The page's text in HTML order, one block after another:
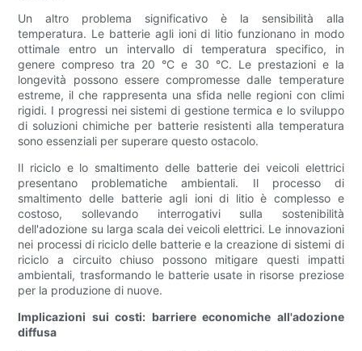
Un altro problema significativo è la sensibilità alla
temperatura. Le batterie agli ioni di litio funzionano in modo
ottimale entro un intervallo di temperatura specifico, in
genere compreso tra 20 °C e 30 °C. Le prestazioni e la
longevità possono essere compromesse dalle temperature
estreme, il che rappresenta una sfida nelle regioni con climi
rigidi. I progressi nei sistemi di gestione termica e lo sviluppo
di soluzioni chimiche per batterie resistenti alla temperatura
sono essenziali per superare questo ostacolo.
Il riciclo e lo smaltimento delle batterie dei veicoli elettrici
presentano problematiche ambientali. Il processo di
smaltimento delle batterie agli ioni di litio è complesso e
costoso, sollevando interrogativi sulla sostenibilità
dell'adozione su larga scala dei veicoli elettrici. Le innovazioni
nei processi di riciclo delle batterie e la creazione di sistemi di
riciclo a circuito chiuso possono mitigare questi impatti
ambientali, trasformando le batterie usate in risorse preziose
per la produzione di nuove.
Implicazioni sui costi: barriere economiche all'adozione
diffusa